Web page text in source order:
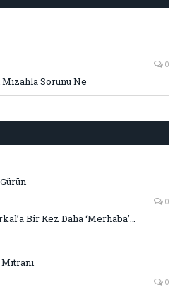
0
Sorunu Ne
0
Bir Kez Daha ‘Merhaba’…
Mitrani
0